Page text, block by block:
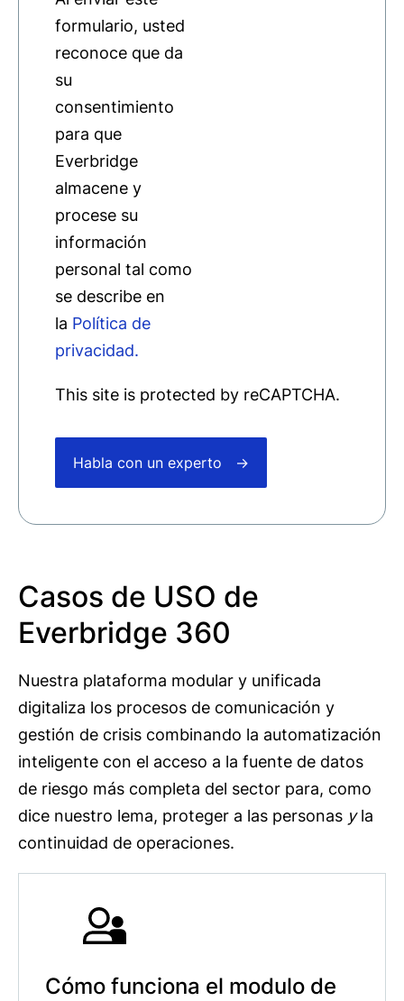
formulario, usted
reconoce que da
su
consentimiento
para que
Everbridge
almacene y
procese su
información
personal tal como
se describe en
la Política de
privacidad.
This site is protected by reCAPTCHA.
Habla con un experto
Casos de USO de
Everbridge 360
Nuestra plataforma modular y unificada
digitaliza los procesos de comunicación y
gestión de crisis combinando la automatización
inteligente con el acceso a la fuente de datos
de riesgo más completa del sector para, como
dice nuestro lema, proteger a las personas yla
continuidad de operaciones.
Cómo funciona el modulo de